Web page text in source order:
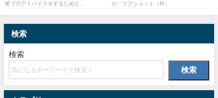
業でのアドバイスをするためと...
が「マグショット（M...
検索
検索
検索